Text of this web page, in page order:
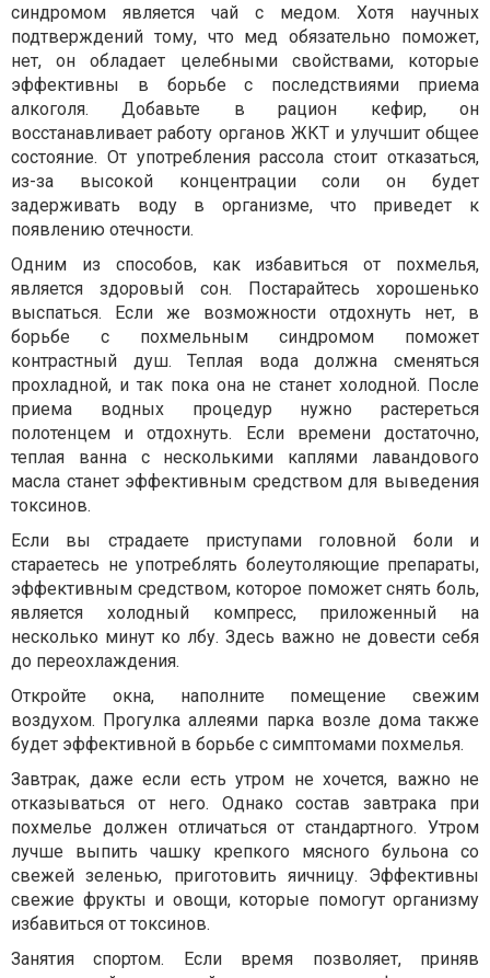
синдромом является чай с медом. Хотя научных
подтверждений тому, что мед обязательно поможет,
нет, он обладает целебными свойствами, которые
эффективны в борьбе с последствиями приема
алкоголя. Добавьте в рацион кефир, он
восстанавливает работу органов ЖКТ и улучшит общее
состояние. От употребления рассола стоит отказаться,
из-за высокой концентрации соли он будет
задерживать воду в организме, что приведет к
появлению отечности.
Одним из способов, как избавиться от похмелья,
является здоровый сон. Постарайтесь хорошенько
выспаться. Если же возможности отдохнуть нет, в
борьбе с похмельным синдромом поможет
контрастный душ. Теплая вода должна сменяться
прохладной, и так пока она не станет холодной. После
приема водных процедур нужно растереться
полотенцем и отдохнуть. Если времени достаточно,
теплая ванна с несколькими каплями лавандового
масла станет эффективным средством для выведения
токсинов.
Если вы страдаете приступами головной боли и
стараетесь не употреблять болеутоляющие препараты,
эффективным средством, которое поможет снять боль,
является холодный компресс, приложенный на
несколько минут ко лбу. Здесь важно не довести себя
до переохлаждения.
Откройте окна, наполните помещение свежим
воздухом. Прогулка аллеями парка возле дома также
будет эффективной в борьбе с симптомами похмелья.
Завтрак, даже если есть утром не хочется, важно не
отказываться от него. Однако состав завтрака при
похмелье должен отличаться от стандартного. Утром
лучше выпить чашку крепкого мясного бульона со
свежей зеленью, приготовить яичницу. Эффективны
свежие фрукты и овощи, которые помогут организму
избавиться от токсинов.
Занятия спортом. Если время позволяет, приняв